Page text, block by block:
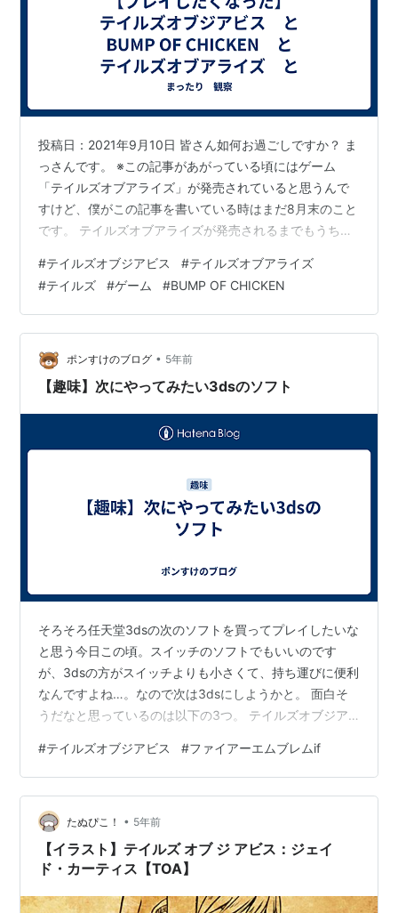
キャシー : 瀧本富士子
ノエル : 中村千絵
ノワール : まるたまり
ウルシー : 巻島直樹
ネビリム : 鈴木麻里子
商品
テイルズ オブ ジ アビス
出版社/メーカー:ナムコ
メディア:Video Game
テイルズ オブ ジ アビス
PlayStation 2 the Best
2007/06/28
メディア:
Video Game
購入: 5人クリック: 40回
この商品を含むブログ (31件) を見る
テイルズ オブ ジ アビス 特典｢ド
ラマチックCD｣付
出版社/メーカー: バンダイナムコゲー
ムス
メディア:Video Game
購入: 1人クリック : 5回
この商品を含むブログを見る
テイルズ オブ ジ アビス - 3DS
出版社/メーカー:バンダイナムコゲー
ムス
メディア:Video Game
購入: 17人
投稿日：2021年9月10日 皆さん如何お過ごしですか？ ま
っさんです。 ※この記事があがっている頃にはゲーム
「テイルズオブアライズ」が発売されていると思うんで
すけど、僕がこの記事を書いている時はまだ8月末のこと
です。 テイルズオブアライズが発売されるまでもうちょ
イルズオブジアビス」を久しぶりにプレイしてみること
にしました。 この記事を書いている頃にはテイルズオブ
ジアビスをプレイしている時、物語は中盤ちょい過ぎで
アライズが発売されるまでに何とかクリアできるのか
な？って感じ ホントにたまたまジアビスをプレイして
て、数日経ったらヤフーニュースのト…
#テイルズオブジアビス #テイルズオブアライズ
#テイルズ #ゲーム #BUMP OF CHICKEN
ポンすけのブログ • 5年前
【趣味】次にやってみたい3dsのソフト
そろそろ任天堂3dsの次のソフトを買ってプレイしたいな
と思う今日この頃。スイッチのソフトでもいいのです
が、3dsの方がスイッチよりも小さくて、持ち運びに便利
なんですよね…。なので次は3dsにしようかと。 面白そ
うだなと思っているのは以下の3つ。 テイルズオブジア
うこともあり、バンダイが力を入れた作品らしく、人気
が高いようです。ディスティニーとファンタジアしかや
ったことは無いのですが、久しぶりにテイルズをプレイ
するのも良さそうです。 ファイアーエムブレムif（シミ
ュレーション）⇒ 私が大好きなシリーズで唯一未プレイ
の作品。ただ、エコーズ⇒風…
#テイルズオブジアビス #ファイアーエムブレムif
たぬぴこ！ • 5年前
【イラスト】テイルズ オブ ジ アビス：ジェイ
ド・カーティス【TOA】